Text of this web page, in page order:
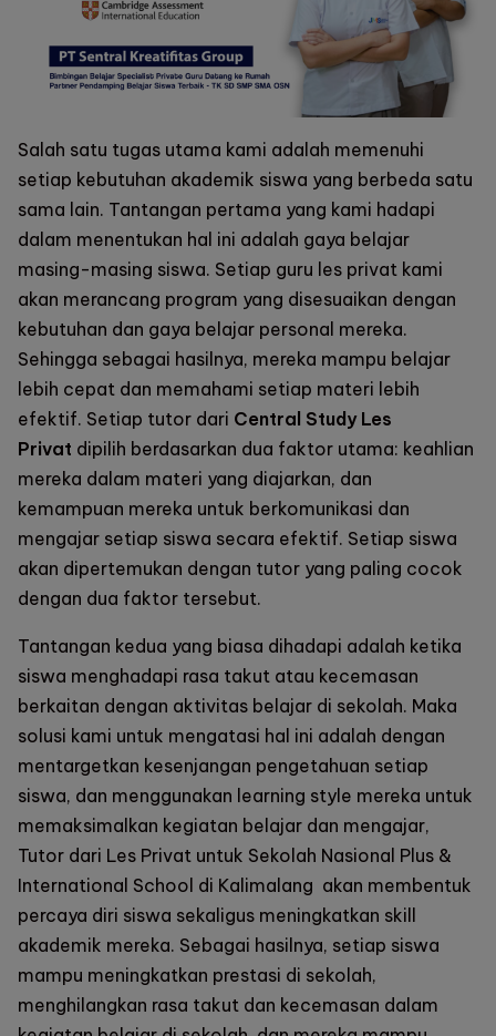
Salah satu tugas utama kami adalah memenuhi
setiap kebutuhan akademik siswa yang berbeda satu
sama lain. Tantangan pertama yang kami hadapi
dalam menentukan hal ini adalah gaya belajar
masing-masing siswa. Setiap guru les privat kami
akan merancang program yang disesuaikan dengan
kebutuhan dan gaya belajar personal mereka.
Sehingga sebagai hasilnya, mereka mampu belajar
lebih cepat dan memahami setiap materi lebih
efektif. Setiap tutor dari Central Study Les
Privat dipilih berdasarkan dua faktor utama: keahlian
mereka dalam materi yang diajarkan, dan
kemampuan mereka untuk berkomunikasi dan
mengajar setiap siswa secara efektif. Setiap siswa
akan dipertemukan dengan tutor yang paling cocok
dengan dua faktor tersebut.
Tantangan kedua yang biasa dihadapi adalah ketika
siswa menghadapi rasa takut atau kecemasan
berkaitan dengan aktivitas belajar di sekolah. Maka
solusi kami untuk mengatasi hal ini adalah dengan
mentargetkan kesenjangan pengetahuan setiap
siswa, dan menggunakan learning style mereka untuk
memaksimalkan kegiatan belajar dan mengajar,
Tutor dari Les Privat untuk Sekolah Nasional Plus &
International School di Kalimalang akan membentuk
percaya diri siswa sekaligus meningkatkan skill
akademik mereka. Sebagai hasilnya, setiap siswa
mampu meningkatkan prestasi di sekolah,
menghilangkan rasa takut dan kecemasan dalam